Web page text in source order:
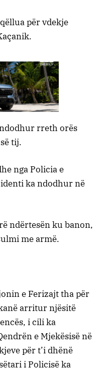
për vdekje
rreth orës
tij.
nga Policia e
ka ndodhur në
ndërtesën ku banon,
me armë.
e Ferizajt tha për
arritur njësitë
i cili ka
e Mjekësisë në
për t’i dhënë
i Policisë ka